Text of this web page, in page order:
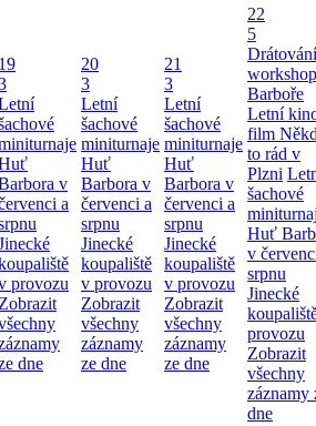
19
v
a
provozu
Zobrazit
dne
20
3
Letní
šachové
miniturnaje
Huť
Barbora v
červenci a
srpnu
Jinecké
koupaliště
v provozu
Zobrazit
všechny
záznamy
ze dne
21
3
Letní
šachové
miniturnaje
Huť
Barbora v
červenci a
srpnu
Jinecké
koupaliště
v provozu
Zobrazit
všechny
záznamy
ze dne
22
5
Barboře
Letní
film
to rád v
Plzni
šachové
Huť
v
srpnu
Jinecké
provozu
Zobrazit
všechny
záznamy
dne